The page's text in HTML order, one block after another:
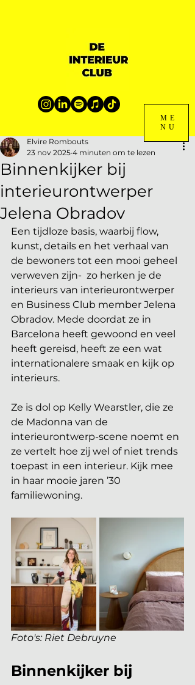
ME
NU
Binnenkijker bij
interieurontwerper
Jelena Obradov
Elvire Rombouts
23 nov 2025 4 minuten om te lezen
Een tijdloze basis, waarbij flow,
kunst, details en het verhaal van
de bewoners tot een mooi geheel
verweven zijn-  zo herken je de
interieurs van interieurontwerper
en Business Club member Jelena
Obradov. Mede doordat ze in
Barcelona heeft gewoond en veel
heeft gereisd, heeft ze een wat
internationalere smaak en kijk op
interieurs.
Ze is dol op Kelly Wearstler, die ze
de Madonna van de
interieurontwerp-scene noemt en
ze vertelt hoe zij wel of niet trends
toepast in een interieur. Kijk mee
in haar mooie jaren ’30
familiewoning.
Foto's: Riet Debruyne
Binnenkijker bij